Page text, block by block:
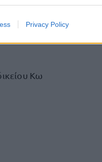
Privacy Policy
Κω